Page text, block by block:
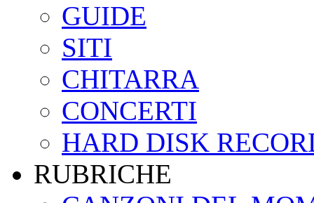
GUIDE
SITI
CHITARRA
CONCERTI
HARD DISK
RUBRICHE